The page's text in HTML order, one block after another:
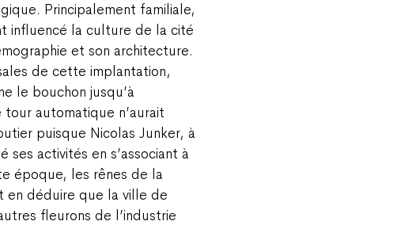
Principalement familiale,
influencé la culture de la cité
et son architecture.
de cette implantation,
le bouchon jusqu’à
automatique n’aurait
puisque Nicolas Junker, à
ses activités en s’associant à
époque, les rênes de la
en déduire que la ville de
fleurons de l’industrie